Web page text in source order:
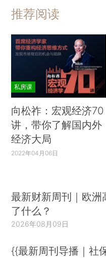
推荐阅读
私房课
向松祚：宏观经济70
讲，带你了解国内外
经济大局
2022年04月06日
最新财新周刊｜欧洲
了什么？
2026年08月09日
{{最新周刊导播｜社